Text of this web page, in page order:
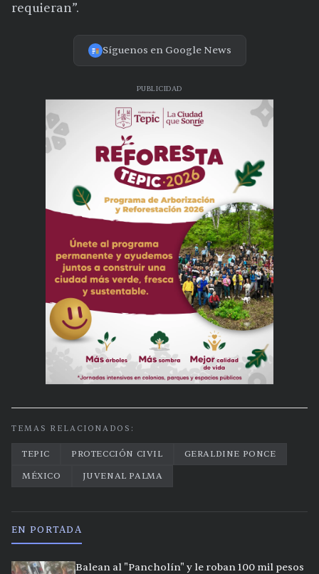
requieran”.
Síguenos en Google News
PUBLICIDAD
TEMAS RELACIONADOS:
TEPIC PROTECCIÓN CIVIL
GERALDINE PONCE
MÉXICO
JUVENAL PALMA
EN PORTADA
Balean al "Pancholín" y le roban 100 mil pesos